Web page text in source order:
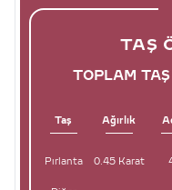
TAŞ
TOPLAM
Taş Ağırlık
Pırlanta 0.45 Karat